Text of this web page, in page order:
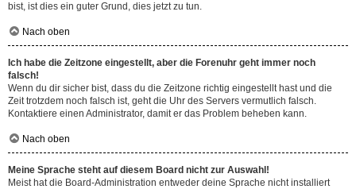
bist, ist dies ein guter Grund, dies jetzt zu tun.
Nach oben
Ich habe die Zeitzone eingestellt, aber die Forenuhr geht immer noch
falsch!
Wenn du dir sicher bist, dass du die Zeitzone richtig eingestellt hast und die
Zeit trotzdem noch falsch ist, geht die Uhr des Servers vermutlich falsch.
Kontaktiere einen Administrator, damit er das Problem beheben kann.
Nach oben
Meine Sprache steht auf diesem Board nicht zur Auswahl!
Meist hat die Board-Administration entweder deine Sprache nicht installiert